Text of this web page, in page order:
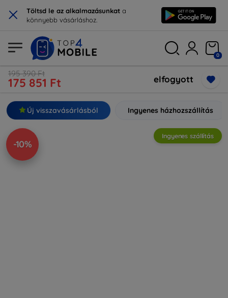
× Töltsd le az alkalmazásunkat a
könnyebb vásárláshoz.
0
195 390 Ft
175 851 Ft elfogyott
Új visszavásárlásból Ingyenes házhozszállítás
-10%
Ingyenes szállítás